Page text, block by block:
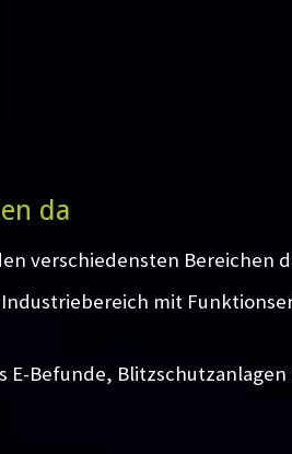
da
verschiedensten Bereichen
mit
E-Befunde,